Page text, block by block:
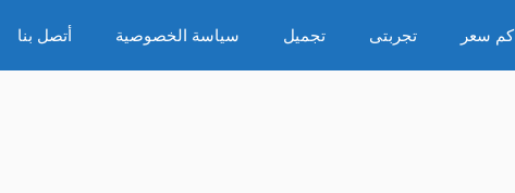
كم سعر تجربتى تجميل سياسة الخصوصية أتصل بنا